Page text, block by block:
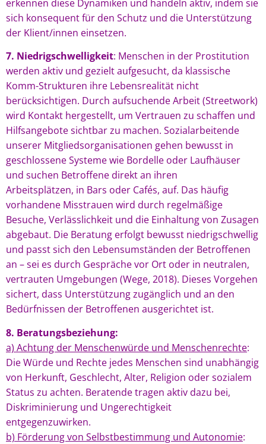
erkennen diese Dynamiken und handeln aktiv, indem sie
sich konsequent für den Schutz und die Unterstützung
der Klient/innen einsetzen.
7. Niedrigschwelligkeit: Menschen in der Prostitution
werden aktiv und gezielt aufgesucht, da klassische
Komm-Strukturen ihre Lebensrealität nicht
berücksichtigen. Durch aufsuchende Arbeit (Streetwork)
wird Kontakt hergestellt, um Vertrauen zu schaffen und
Hilfsangebote sichtbar zu machen. Sozialarbeitende
unserer Mitgliedsorganisationen gehen bewusst in
geschlossene Systeme wie Bordelle oder Laufhäuser
und suchen Betroffene direkt an ihren
Arbeitsplätzen, in Bars oder Cafés, auf. Das häufig
vorhandene Misstrauen wird durch regelmäßige
Besuche, Verlässlichkeit und die Einhaltung von Zusagen
abgebaut. Die Beratung erfolgt bewusst niedrigschwellig
und passt sich den Lebensumständen der Betroffenen
an – sei es durch Gespräche vor Ort oder in neutralen,
vertrauten Umgebungen (Wege, 2018). Dieses Vorgehen
sichert, dass Unterstützung zugänglich und an den
Bedürfnissen der Betroffenen ausgerichtet ist.
8. Beratungsbeziehung:
a) Achtung der Menschenwürde und Menschenrechte:
Die Würde und Rechte jedes Menschen sind unabhängig
von Herkunft, Geschlecht, Alter, Religion oder sozialem
Status zu achten. Beratende tragen aktiv dazu bei,
Diskriminierung und Ungerechtigkeit
entgegenzuwirken.
b) Förderung von Selbstbestimmung und Autonomie: